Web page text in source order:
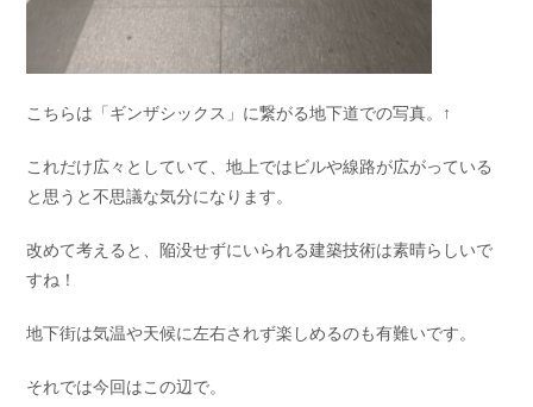
こちらは「ギンザシックス」に繋がる地下道での写真。↑
これだけ広々としていて、地上ではビルや線路が広がっている
と思うと不思議な気分になります。
改めて考えると、陥没せずにいられる建築技術は素晴らしいで
すね！
地下街は気温や天候に左右されず楽しめるのも有難いです。
それでは今回はこの辺で。